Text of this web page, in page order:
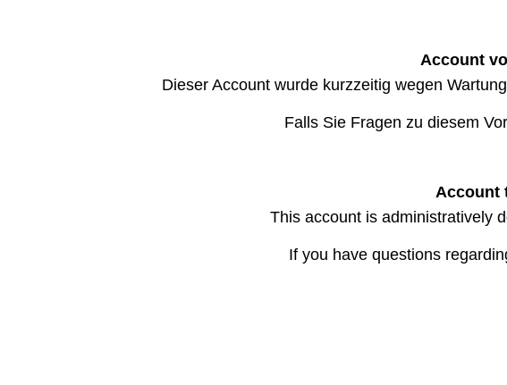
Account
Dieser Account wurde kurzzeitig wegen
Falls Sie Fragen zu diesem
Account
This account is administratively
If you have questions